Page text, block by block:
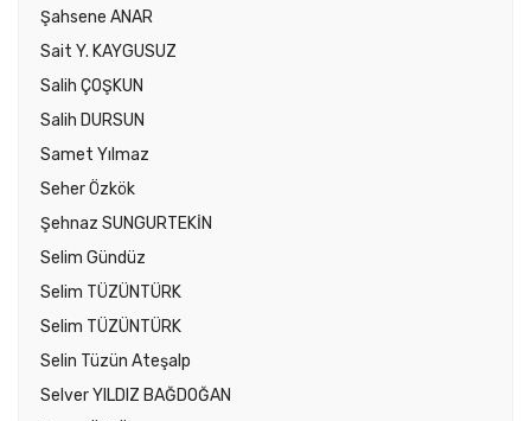
Şahsene ANAR
Sait Y. KAYGUSUZ
Salih ÇOŞKUN
Salih DURSUN
Samet Yılmaz
Seher Özkök
Şehnaz SUNGURTEKİN
Selim Gündüz
Selim TÜZÜNTÜRK
Selim TÜZÜNTÜRK
Selin Tüzün Ateşalp
Selver YILDIZ BAĞDOĞAN